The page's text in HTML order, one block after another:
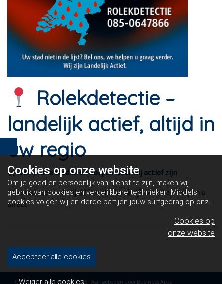
Rolekdetectie –
landelijk actief, altijd in
uw regio
Bekijk alle steden en dorpen waar wij actief zijn
Uw stad niet in de lijst? Wij zijn landelijk actief en helpen u
direct.
Copyright Rolekdetectie 2026 - Aangeboden door Business Apps
Cookies oponze website
Om je goed en persoonlijk van dienst te zijn, maken wij
gebruik van cookies en vergelijkbare technieken. Middels
cookies volgen wij en derde partijen jouw surfgedrag op onze
en dit maakt het voor jou mogelijk om informatie te delen via
Cookies op
onze website
Accepteer alle cookies
Weiger alle cookies